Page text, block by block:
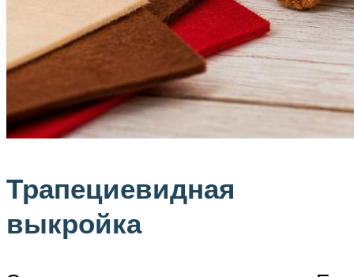
Трапециевидная
выкройка